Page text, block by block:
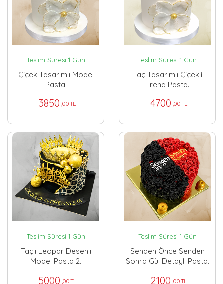
Teslim Süresi 1 Gün
Çiçek Tasarımlı Model
Pasta.
3850 ,00 TL
Teslim Süresi 1 Gün
Taç Tasarımlı Çiçekli
Trend Pasta.
4700 ,00 TL
Teslim Süresi 1 Gün
Taçlı Leopar Desenli
Model Pasta 2.
5000 ,00 TL
Teslim Süresi 1 Gün
Senden Önce Senden
Sonra Gül Detaylı Pasta.
2100 ,00 TL